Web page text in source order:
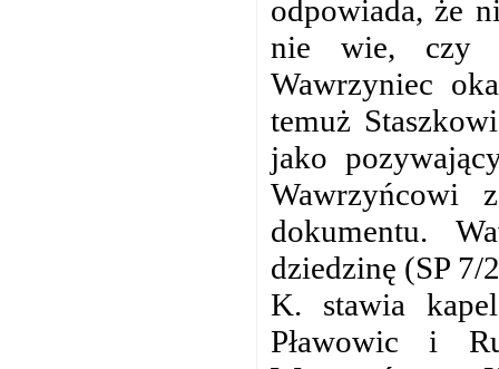
odpowiada, że
nie wie, czy
Wawrzyniec
temuż
jako
dokumentu.
dziedzinę (SP
K. stawia
Pławowic i